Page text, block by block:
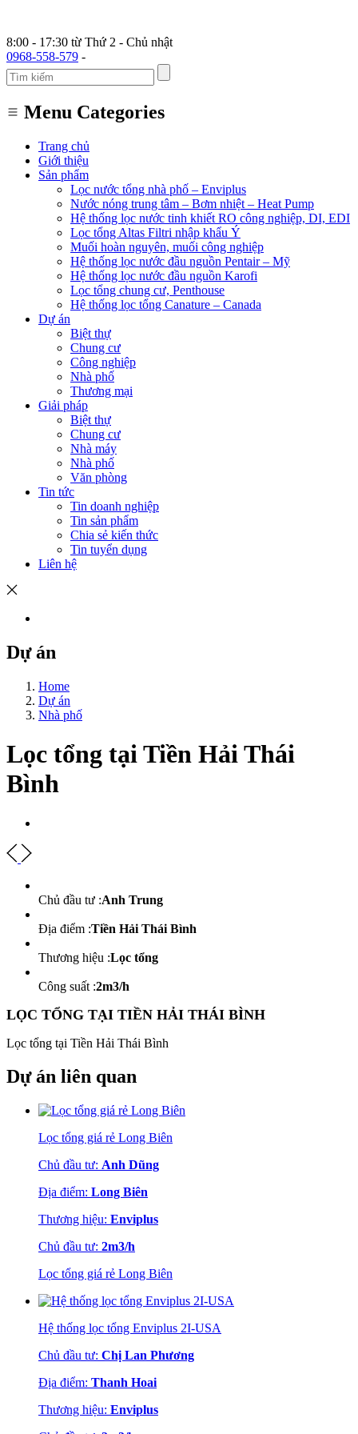
8:00 - 17:30 từ Thứ 2 - Chủ nhật
0968-558-579 -
Menu Categories
Trang chủ
Giới thiệu
Sản phẩm
Lọc nước tổng nhà phố – Enviplus
Nước nóng trung tâm – Bơm nhiệt – Heat Pump
Hệ thống lọc nước tinh khiết RO công nghiệp, DI, EDI
Lọc tổng Altas Filtri nhập khẩu Ý
Muối hoàn nguyên, muối công nghiệp
Hệ thống lọc nước đầu nguồn Pentair – Mỹ
Hệ thống lọc nước đầu nguồn Karofi
Lọc tổng chung cư, Penthouse
Hệ thống lọc tổng Canature – Canada
Dự án
Biệt thự
Chung cư
Công nghiệp
Nhà phố
Thương mại
Giải pháp
Biệt thự
Chung cư
Nhà máy
Nhà phố
Văn phòng
Tin tức
Tin doanh nghiệp
Tin sản phẩm
Chia sẻ kiến thức
Tin tuyển dụng
Liên hệ
Dự án
Home
Dự án
Nhà phố
Lọc tổng tại Tiền Hải Thái
Bình
Chủ đầu tư :Anh Trung
Địa điểm :Tiền Hải Thái Bình
Thương hiệu :Lọc tổng
Công suất :2m3/h
LỌC TỔNG TẠI TIỀN HẢI THÁI BÌNH
Lọc tổng tại Tiền Hải Thái Bình
Dự án liên quan
Lọc tổng giá rẻ Long Biên
Chủ đầu tư: Anh Dũng
Địa điểm: Long Biên
Thương hiệu: Enviplus
Chủ đầu tư: 2m3/h
Lọc tổng giá rẻ Long Biên
Hệ thống lọc tổng Enviplus 2I-USA
Chủ đầu tư: Chị Lan Phương
Địa điểm: Thanh Hoai
Thương hiệu: Enviplus